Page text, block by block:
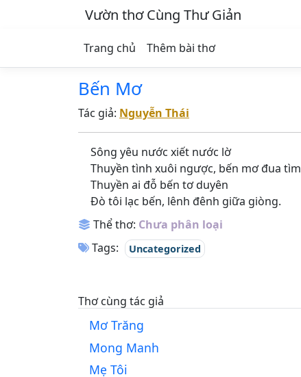
Vườn thơ Cùng Thư Giản
Trang chủ Thêm bài thơ
Bến Mơ
Tác giả: Nguyễn Thái
Sông yêu nước xiết nước lờ
Thuyền tình xuôi ngược, bến mơ đua tìm
Thuyền ai đỗ bến tơ duyên
Đò tôi lạc bến, lênh đênh giữa giòng.
Thể thơ: Chưa phân loại
Tags:
Uncategorized
Thơ cùng tác giả
Mơ Trăng
Mong Manh
Mẹ Tôi